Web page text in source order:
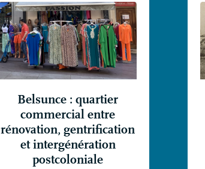
Belsunce : quartier
commercial entre
rénovation, gentrification
et intergénération
postcoloniale